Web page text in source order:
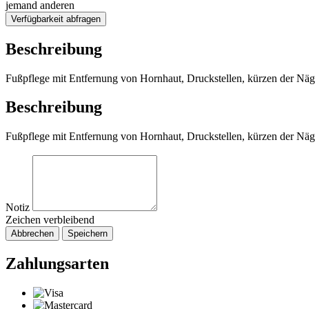
jemand anderen
Verfügbarkeit abfragen
Beschreibung
Fußpflege mit Entfernung von Hornhaut, Druckstellen, kürzen der
Beschreibung
Fußpflege mit Entfernung von Hornhaut, Druckstellen, kürzen der
Notiz
Zeichen verbleibend
Abbrechen Speichern
Zahlungsarten